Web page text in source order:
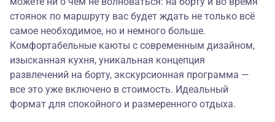
стоянок по маршруту вас будет ждать не только всё
самое необходимое, но и немного больше.
Комфортабельные каюты с современным дизайном,
изысканная кухня, уникальная концепция
развлечений на борту, экскурсионная программа —
все это уже включено в стоимость. Идеальный
формат для спокойного и размеренного отдыха.